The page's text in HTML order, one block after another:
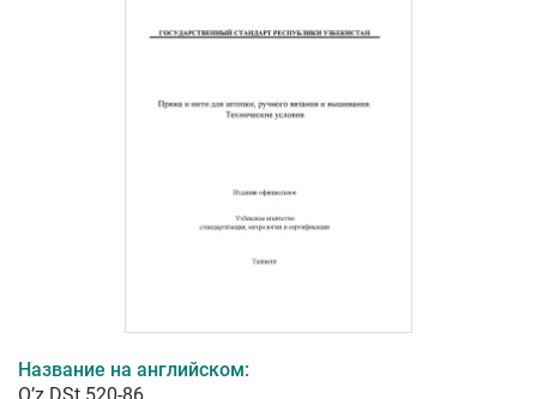
Название на английском: